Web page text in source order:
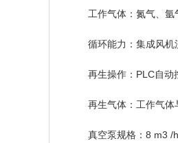
工作气体：氮气、氩
循环能力：集成风
再生操作：PLC自动
再生气体：工作气
真空泵规格：8 m3 /